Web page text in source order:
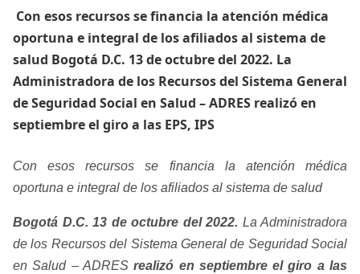
​ Con esos recursos se financia la atención médica
oportuna e integral de los afiliados al sistema de
salud Bogotá D.C. 13 de octubre del 2022. La
Administradora de los Recursos del Sistema General
de Seguridad Social en Salud – ADRES realizó en
septiembre el giro a las EPS, IPS
Con esos recursos se financia la atención médica
oportuna e integral de los afiliados al sistema de salud
Bogotá D.C. 13 de octubre del 2022. La Administradora
de los Recursos del Sistema General de Seguridad Social
en Salud – ADRESrealizó en septiembre el giro a las